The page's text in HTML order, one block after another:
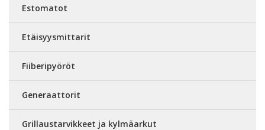
Estomatot
Etäisyysmittarit
Fiiberipyöröt
Generaattorit
Grillaustarvikkeet ja kylmäarkut